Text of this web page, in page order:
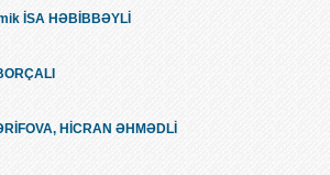
İSA HƏBİBBƏYLİ
HİCRAN ƏHMƏDLİ